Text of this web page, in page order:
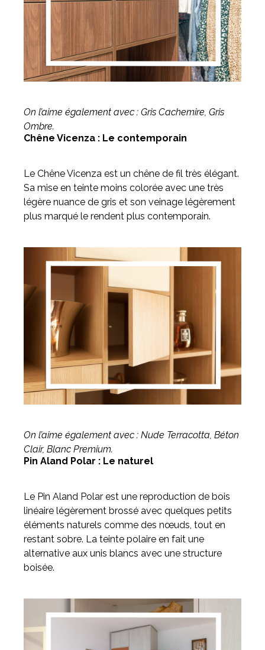
On l’aime également avec : Gris Cachemire, Gris
Ombre.
Chêne Vicenza : Le contemporain
Le Chêne Vicenza est un chêne de fil très élégant.
Sa mise en teinte moins colorée avec une très
légère nuance de gris et son veinage légèrement
plus marqué le rendent plus contemporain.
On l’aime également avec : Nude Terracotta, Béton
Clair, Blanc Premium.
Pin Aland Polar : Le naturel
Le Pin Aland Polar est une reproduction de bois
linéaire légèrement brossé avec quelques petits
éléments naturels comme des nœuds, tout en
restant sobre. La teinte polaire en fait une
alternative aux unis blancs avec une structure
boisée.